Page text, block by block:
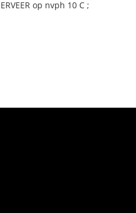
op nvph 10 C ;